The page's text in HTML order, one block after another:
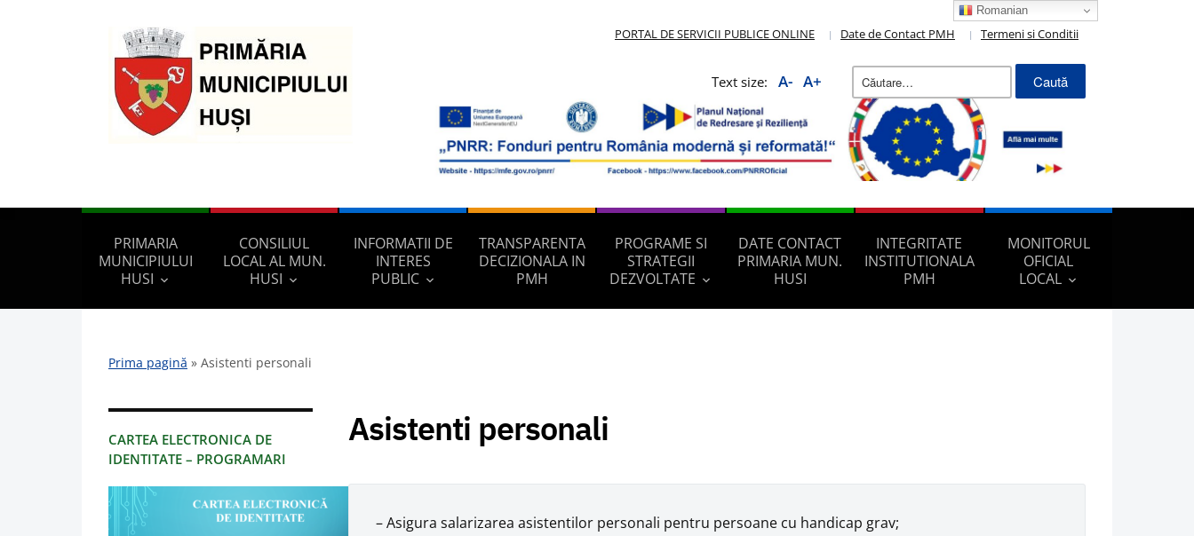
PORTAL DE SERVICII PUBLICE ONLINE Date de Contact PMH Termeni si Conditii
Text size: A- A+
Caută
după:
PRIMARIA
MUNICIPIULUI
HUSI
CONSILIUL
LOCAL AL MUN.
HUSI
INFORMATII DE
INTERES
PUBLIC
TRANSPARENTA
DECIZIONALA IN
PMH
PROGRAME SI
STRATEGII
DEZVOLTATE
DATE CONTACT
PRIMARIA MUN.
HUSI
INTEGRITATE
INSTITUTIONALA
PMH
MONITORUL
OFICIAL
LOCAL
Prima pagină » Asistenti personali
CARTEA ELECTRONICA DE
IDENTITATE – PROGRAMARI
Asistenti personali
– Asigura salarizarea asistentilor personali pentru persoane cu handicap grav;
Romanian